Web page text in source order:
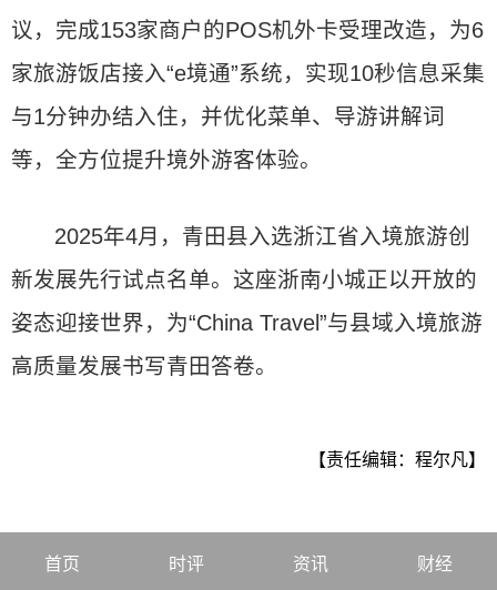
议，完成153家商户的POS机外卡受理改造，为6
家旅游饭店接入“e境通”系统，实现10秒信息采集
与1分钟办结入住，并优化菜单、导游讲解词
等，全方位提升境外游客体验。
2025年4月，青田县入选浙江省入境旅游创
新发展先行试点名单。这座浙南小城正以开放的
姿态迎接世界，为“China Travel”与县域入境旅游
高质量发展书写青田答卷。
【责任编辑：程尔凡】
首页 时评 资讯 财经